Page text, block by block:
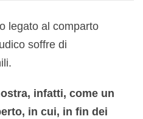
legato al comparto
soffre di
infatti, come un
in cui, in fin dei